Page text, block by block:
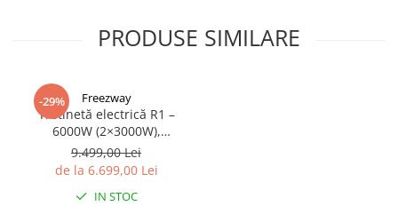
PRODUSE SIMILARE
-29% Freezway
Trotinetă electrică R1 –
6000W (2×3000W),
autonomie 100 km, viteză
90 km/h, suspensie dublă,
9.499,00 Lei
de la 6.699,00 Lei
IN STOC